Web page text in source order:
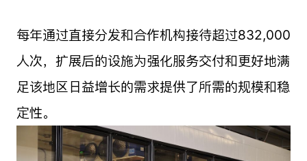
每年通过直接分发和合作机构接待超过832,000
人次，扩展后的设施为强化服务交付和更好地满
足该地区日益增长的需求提供了所需的规模和稳
定性。